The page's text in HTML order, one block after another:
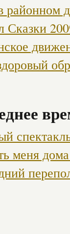
районном
Сказки
меня